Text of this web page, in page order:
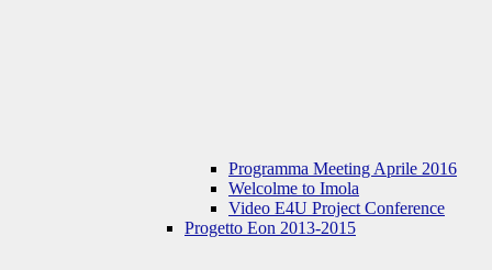
Programma Meeting Aprile 2016
Welcolme to Imola
Video E4U Project Conference
Progetto Eon 2013-2015